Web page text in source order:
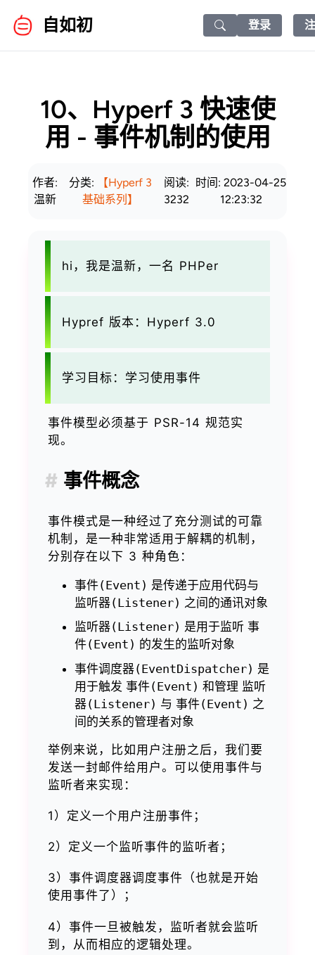
自如初
Search icon
登录
10、Hyperf 3 快速使
用 - 事件机制的使用
作者:
温新
分类:
【Hyperf 3
基础系列】
阅读:
3232
时间: 2023-04-25
12:23:32
hi，我是温新，一名 PHPer
Hypref 版本：Hyperf 3.0
学习目标：学习使用事件
事件模型必须基于 PSR-14 规范实
现。
事件概念
事件模式是一种经过了充分测试的可靠
机制，是一种非常适用于解耦的机制，
分别存在以下 3 种角色：
事件(Event) 是传递于应用代码与
监听器(Listener) 之间的通讯对象
监听器(Listener) 是用于监听 事
件(Event) 的发生的监听对象
事件调度器(EventDispatcher) 是
用于触发 事件(Event) 和管理 监听
器(Listener) 与 事件(Event) 之
间的关系的管理者对象
举例来说，比如用户注册之后，我们要
发送一封邮件给用户。可以使用事件与
监听者来实现：
1）定义一个用户注册事件；
2）定义一个监听事件的监听者；
3）事件调度器调度事件（也就是开始
使用事件了）；
4）事件一旦被触发，监听者就会监听
到，从而相应的逻辑处理。